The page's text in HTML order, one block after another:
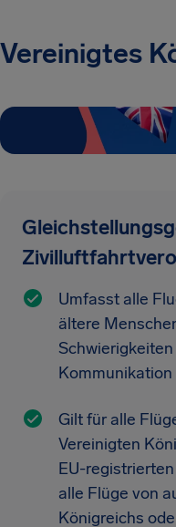
Vereinigtes
Umfasst alle
ältere
Gilt für alle
Vereinigten
EU-
alle Flüge von
Königreichs